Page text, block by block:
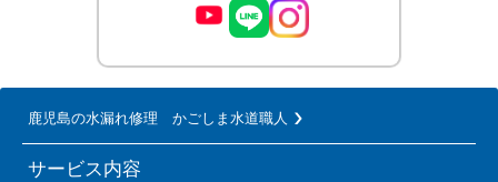
鹿児島の水漏れ修理 かごしま水道職人
サービス内容